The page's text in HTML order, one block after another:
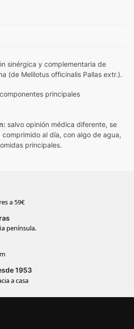
sinérgica y complementaria de
(de Melilotus officinalis Pallas extr.).
principales
salvo opinión médica diferente, se
al día, con algo de agua,
principales.
a 59€
península.
1953
a casa